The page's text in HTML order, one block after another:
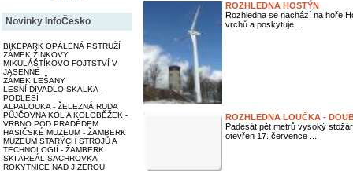
Novinky InfoČesko
BIKEPARK OPÁLENÁ PSTRUŽÍ
ZÁMEK ŽINKOVY
MIKULÁŠTÍKOVO FOJTSTVÍ V
JASENNÉ
ZÁMEK LEŠANY
LESNÍ DIVADLO SKALKA -
PODLESÍ
ALPALOUKA - ŽELEZNÁ RUDA
PŮJČOVNA KOL A KOLOBĚŽEK -
VRBNO POD PRADĚDEM
HASIČSKÉ MUZEUM - ŽAMBERK
MUZEUM STARÝCH STROJŮ A
TECHNOLOGIÍ - ŽAMBERK
SKI AREÁL SACHROVKA -
ROKYTNICE NAD JIZEROU
ROZHLEDNA HOSTÝN
Rozhledna se nachází na hoře
vrchů a poskytuje ...
ROZHLEDNA LOUČKA -
Padesát pět metrů vysoký
otevřen 17. července ...